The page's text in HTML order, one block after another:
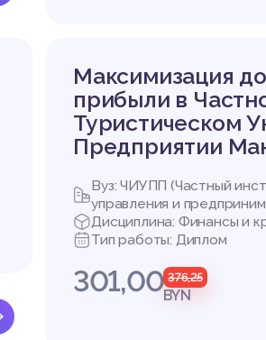
Максимизация
прибыли в
Туристическом
Предприятии
Вуз: ЧИУПП (Частный
управления и
Дисциплина: Финансы и
Тип работы: Диплом
301,00 376,25
BYN